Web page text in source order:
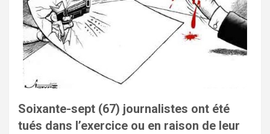
Soixante-sept (67) journalistes ont été
tués dans l’exercice ou en raison de leur